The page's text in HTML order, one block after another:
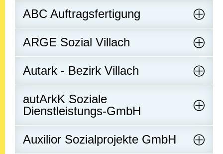
ABC Auftragsfertigung
ARGE Sozial Villach
Autark - Bezirk Villach
autArkK Soziale
Dienstleistungs-GmbH
Auxilior Sozialprojekte GmbH